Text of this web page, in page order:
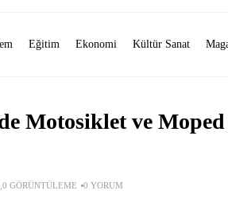
Eğitim Ekonomi Kültür Sanat
Motosiklet ve
GÖRÜNTÜLEME 0 YORUM